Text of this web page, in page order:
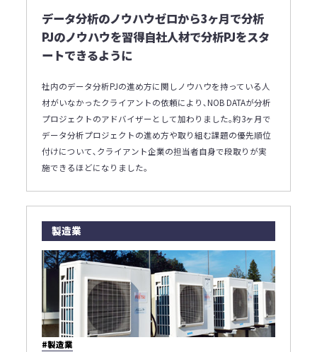
データ分析のノウハウゼロから3ヶ月で分析
PJのノウハウを習得自社人材で分析PJをスタ
ートできるように
社内のデータ分析PJの進め方に関しノウハウを持っている人
材がいなかったクライアントの依頼により､NOB DATAが分析
プロジェクトのアドバイザーとして加わりました｡約3ヶ月で
データ分析プロジェクトの進め方や取り組む課題の優先順位
付けについて､クライアント企業の担当者自身で段取りが実
施できるほどになりました｡
製造業
#製造業